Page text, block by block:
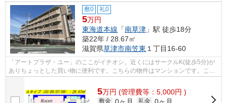
敷0 礼0
5万円
東海道本線 「南草津 」駅 徒歩18分
築22年 / 28.67㎡
滋賀県草津市南笠東 １丁目16-60
「アートプラザ・ユー」のここがイチオシ。近くにはサークルK(徒歩5分)が
ありちょっとした買い物に便利です。こちらの物件はマンションです。こち
5万円 (管理費等：5,000円 )
敷金 礼金